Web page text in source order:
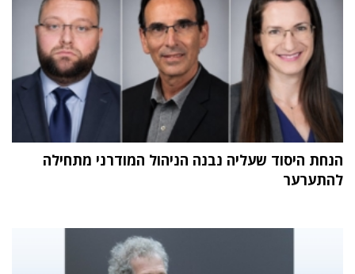
הנחת היסוד שעליה נבנה הניהול המודרני מתחילה
להתערער